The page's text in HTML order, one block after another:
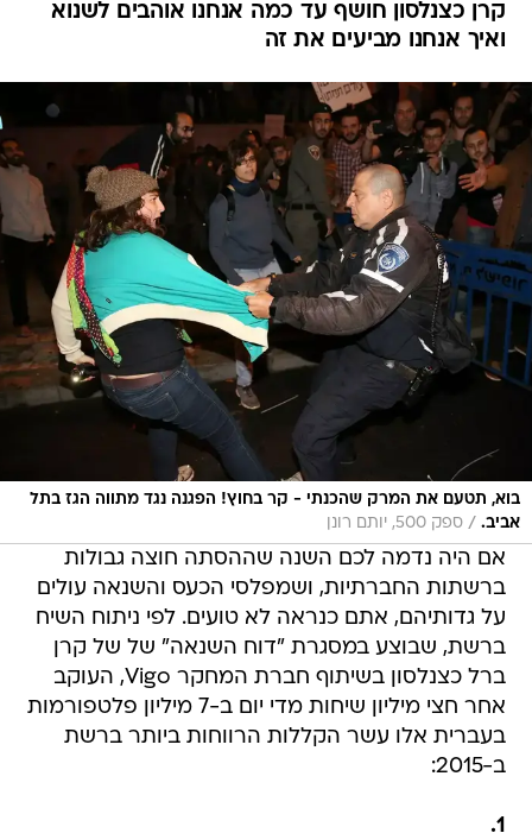
קרן כצנלסון חושף עד כמה אנחנו אוהבים לשנוא
ואיך אנחנו מביעים את זה
בוא, תטעם את המרק שהכנתי - קר בחוץ! הפגנה נגד מתווה הגז בתל
אביב. / ספק 500, יותם רונן
אם היה נדמה לכם השנה שההסתה חוצה גבולות
ברשתות החברתיות, ושמפלסי הכעס והשנאה עולים
על גדותיהם, אתם כנראה לא טועים. לפי ניתוח השיח
ברשת, שבוצע במסגרת "דוח השנאה" של של קרן
ברל כצנלסון בשיתוף חברת המחקר Vigo, העוקב
אחר חצי מיליון שיחות מדי יום ב-7 מיליון פלטפורמות
בעברית אלו עשר הקללות הרווחות ביותר ברשת
ב-2015:
1.